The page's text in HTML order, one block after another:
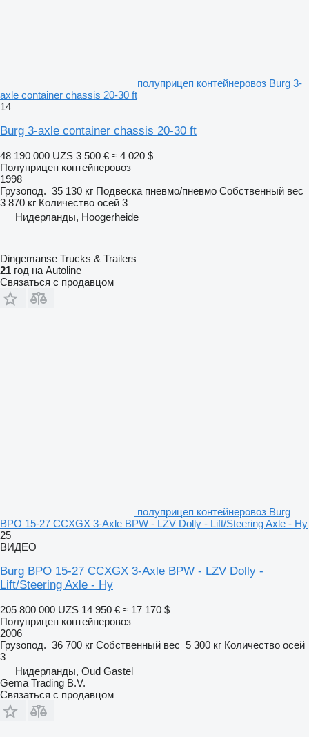
полуприцеп контейнеровоз Burg 3-
axle container chassis 20-30 ft
14
Burg 3-axle container chassis 20-30 ft
48 190 000 UZS 3 500 € ≈ 4 020 $
Полуприцеп контейнеровоз
1998
Грузопод. 35 130 кг Подвеска пневмо/пневмо Собственный вес
3 870 кг Количество осей 3
Нидерланды, Hoogerheide
Dingemanse Trucks & Trailers
21 год на Autoline
Связаться с продавцом
полуприцеп контейнеровоз Burg
BPO 15-27 CCXGX 3-Axle BPW - LZV Dolly - Lift/Steering Axle - Hy
25
ВИДЕО
Burg BPO 15-27 CCXGX 3-Axle BPW - LZV Dolly -
Lift/Steering Axle - Hy
205 800 000 UZS 14 950 € ≈ 17 170 $
Полуприцеп контейнеровоз
2006
Грузопод. 36 700 кг Собственный вес 5 300 кг Количество осей
3
Нидерланды, Oud Gastel
Gema Trading B.V.
Связаться с продавцом